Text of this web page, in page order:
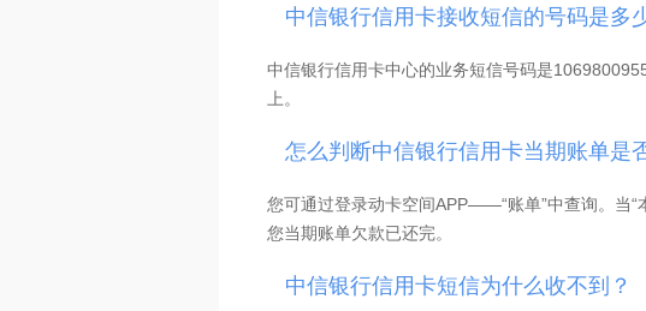
转账金额（折合人民币）1万元（含）以下，每笔
转账金额（折合人民币）10万元以上，每笔收费
5、溢缴款转出注意事项
①资金安全优先：切勿将信用卡作为储蓄工具，大
②若卡片状态异常，无法通过自助方式办理溢缴款
③外币溢缴款无法通过自助方式办理溢缴款转出；
最多可办理3笔。
中信银行信用卡接收短信的号码是多
中信银行信用卡中心的业务短信号码是
上。
怎么判断中信银行信用卡当期账单是
您可通过登录动卡空间APP——“账单”中查询。当“
您当期账单欠款已还完。
中信银行信用卡短信为什么收不到？